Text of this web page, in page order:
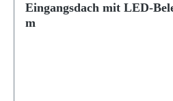
Eingangsdach mit LED-
m